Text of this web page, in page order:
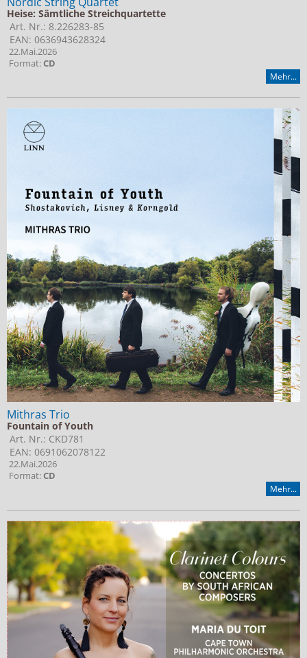
Heise: Sämtliche Streichquartette
Art. Nr.: 8.226283-85
EAN: 0636943628324
22.Mai.2026
Format:CD
Mehr...
Mithras Trio
Fountain of Youth
Art. Nr.: CKD781
EAN: 0691062078122
22.Mai.2026
Format:CD
Mehr...